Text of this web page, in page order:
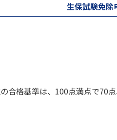
生保試験免除
合格基準は、100点満点で70